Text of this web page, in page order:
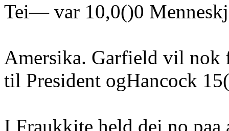
Tei— var 10,0()0
Amersika. Garfield vil nok
til President ogHancock
I Fraukkite held dei no paa